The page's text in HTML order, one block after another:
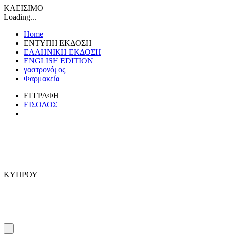
ΚΛΕΙΣΙΜΟ
Loading...
Home
ΕΝΤΥΠΗ ΕΚΔΟΣΗ
ΕΛΛΗΝΙΚΗ ΕΚΔΟΣΗ
ENGLISH EDITION
γαστρονόμος
Φαρμακεία
ΕΓΓΡΑΦΗ
ΕΙΣΟΔΟΣ
ΚΥΠΡΟΥ